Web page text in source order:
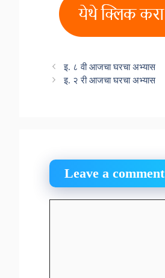
इ. ८ वी आजचा घरचा अभ्यास
इ. २ री आजचा घरचा अभ्यास
Leave a comment